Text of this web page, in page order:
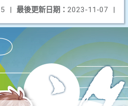
最後更新日期： 2023-11-07 |
|